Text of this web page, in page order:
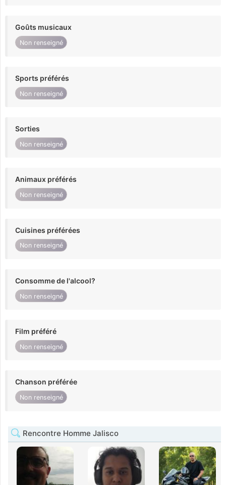
Goûts musicaux
Non renseigné
Sports préférés
Non renseigné
Sorties
Non renseigné
Animaux préférés
Non renseigné
Cuisines préférées
Non renseigné
Consomme de l'alcool?
Non renseigné
Film préféré
Non renseigné
Chanson préférée
Non renseigné
Rencontre Homme Jalisco